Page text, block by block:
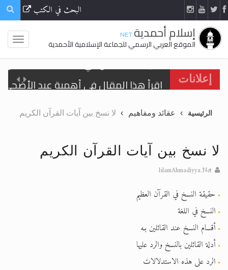
البحث في الكتب
إسلام أحمدية.NET
الموقع العربي الرسمي للجماعة الإسلامية الأحمدية
إعلانات
اقرأ هذا المقال في أهمية عيد
تعميم هامّ لأفراد الجماعة >> المزيد
تعميم هامّ لأفراد الجماعة >> المزيد
اقرأ هذا الكتاب وتعرّف على حقيقة
الحجّ.. دلالات، حِكم، وأهداف >> المزيد
الرئيسية عقائد ومفاهيم لا نسخ بين آيات القرآن الكريم
لا نسخ بين آيات القرآن الكريم
IslamAhmadiyya.Net
حقيقة النسخ في القرآن العظيم
النسخ في اللغة
أقسام النسخ عند القائلين بـه
أدلة القائلين بالنسخ والرد عليها
الرد على هذه الاستدلالات